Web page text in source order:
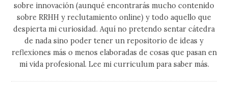
sobre innovación (aunqué encontrarás mucho contenido
sobre RRHH y reclutamiento online) y todo aquello que
despierta mi curiosidad. Aquí no pretendo sentar cátedra
de nada sino poder tener un repositorio de ideas y
reflexiones más o menos elaboradas de cosas que pasan en
mi vida profesional. Lee mi curriculum para saber más.